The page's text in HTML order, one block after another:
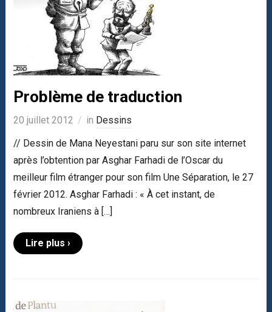
Problème de traduction
20 juillet 2012 in Dessins
// Dessin de Mana Neyestani paru sur son site internet
après l’obtention par Asghar Farhadi de l’Oscar du
meilleur film étranger pour son film Une Séparation, le 27
février 2012. Asghar Farhadi : « À cet instant, de
nombreux Iraniens à […]
Lire plus ›